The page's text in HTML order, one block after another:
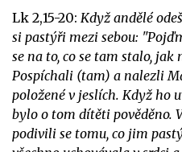
Lk 2,15-20: Když andělé
si pastýři mezi sebou:
se na to, co se tam stalo,
Pospíchali (tam) a nalezli
položené v jeslích. Když ho
bylo o tom dítěti pověděno.
podivili se tomu, co jim